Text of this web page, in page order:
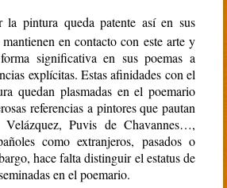
la pintura queda patente así en sus
en contacto con este arte y
significativa en sus poemas a
explícitas. Estas afinidades con el
quedan plasmadas en el poemario
referencias a pintores que pautan
Puvis de Chavannes…,
como extranjeros, pasados o
hace falta distinguir el estatus de
en el poemario.